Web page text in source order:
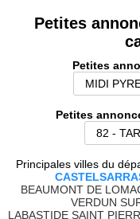
Petites
Petites
Petites
Principales villes du
BEAUMONT DE
VERDUN
LABASTIDE SAINT